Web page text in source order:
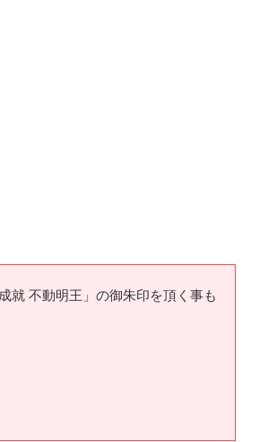
就 不動明王」の御朱印を頂く事も